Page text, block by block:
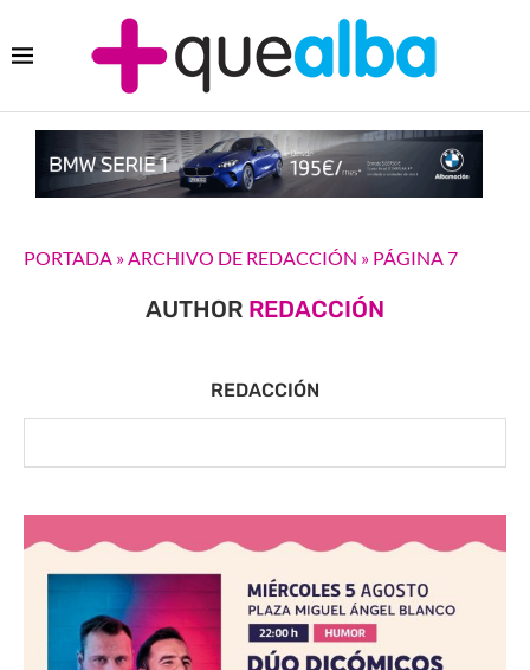
PORTADA » ARCHIVO DE REDACCIÓN » PÁGINA 7
AUTHOR REDACCIÓN
REDACCIÓN